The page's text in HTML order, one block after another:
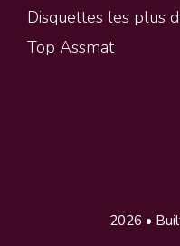
Disquettes les plus
Top Assmat
2026 •